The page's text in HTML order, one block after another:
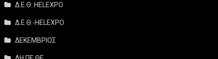
Δ.Ε.Θ. HELEXPO
Δ.Ε.Θ.-HELEXPO
ΔΕΚΕΜΒΡΙΟΣ